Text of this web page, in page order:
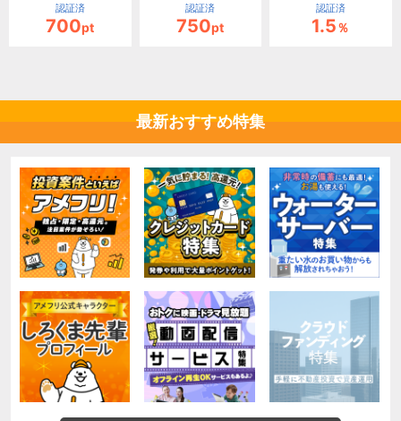
認証済
700pt
認証済
750pt
認証済
1.5％
最新おすすめ特集